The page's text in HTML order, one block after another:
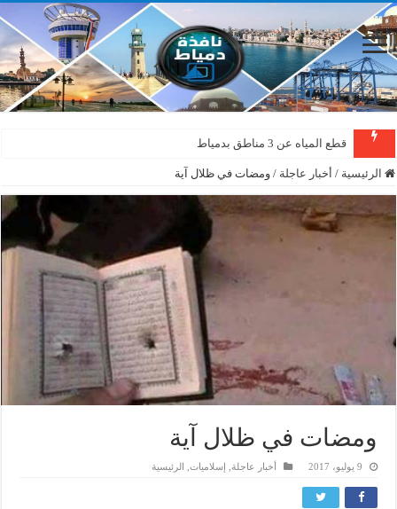
قطع المياه عن 3 مناطق بدمياط
الرئيسية / أخبار عاجلة / ومضات في ظلال آية
ومضات في ظلال آية
9 يوليو، 2017 أخبار عاجلة إسلاميات الرئيسية